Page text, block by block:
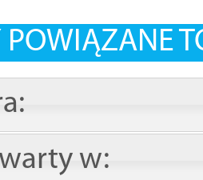
POWIĄZANE
w: